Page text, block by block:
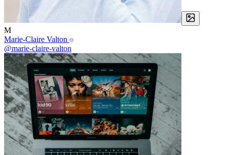
M
Marie-Claire Valton
@marie-claire-valton